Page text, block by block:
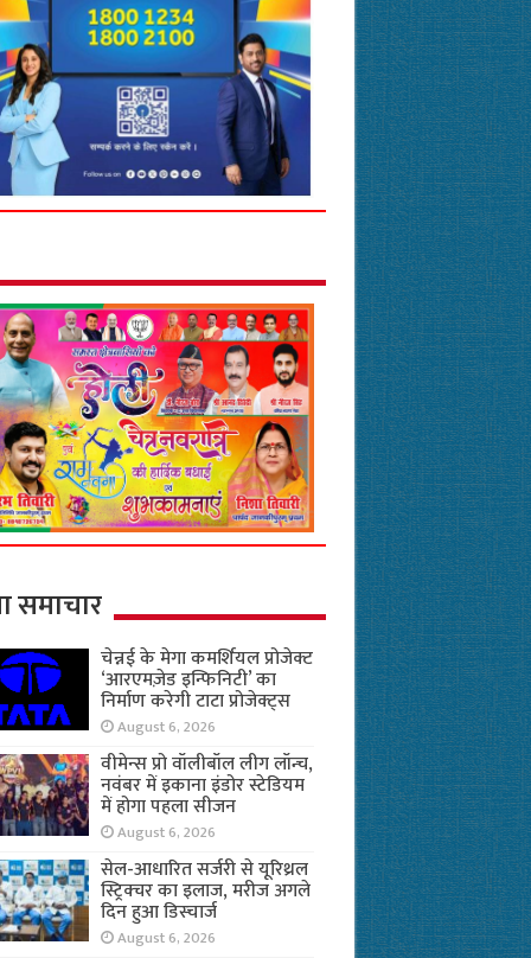
समाचार
चेन्नई के मेगा कमर्शियल प्रोजेक्ट
‘आरएमज़ेड इन्फिनिटी’ का
निर्माण करेगी टाटा प्रोजेक्ट्स
August 6, 2026
वीमेन्स प्रो वॉलीबॉल लीग लॉन्च,
नवंबर में इकाना इंडोर स्टेडियम
में होगा पहला सीजन
August 6, 2026
सेल-आधारित सर्जरी से यूरिथ्रल
स्ट्रिक्चर का इलाज, मरीज अगले
दिन हुआ डिस्चार्ज
August 6, 2026